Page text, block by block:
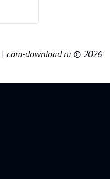
| com-download.ru © 2026